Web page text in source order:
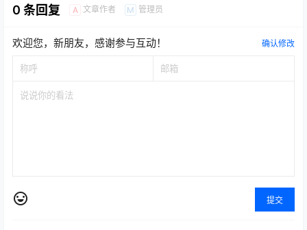
0 条回复 A 文章作者 M 管理员
欢迎您，新朋友，感谢参与互动！ 确认修改
提交